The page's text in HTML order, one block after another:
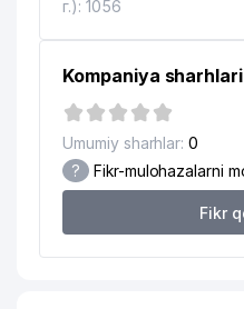
16
17
QISHLOQ
TOSHKENT
19 LUCHSHIY DEN
ISHONCH TERMO
21 ERK DAROZ
г.): 1056
Kompaniya
Umumiy sharhlar: 0
? Fikr-mulohazalarni
Fikr